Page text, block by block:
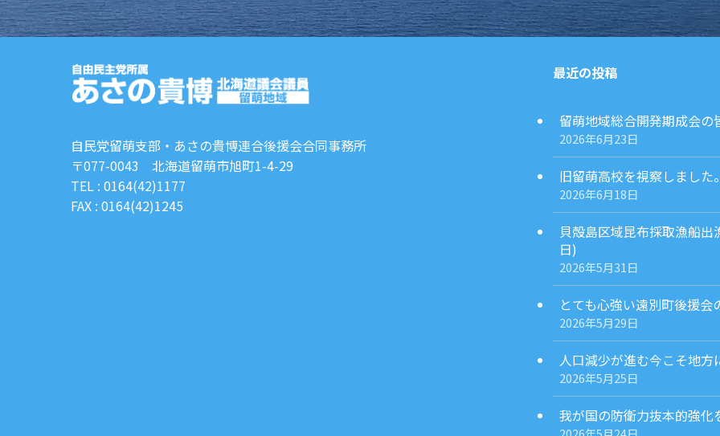
自民党留萌支部・あさの貴博連合後援会合同事務所
〒077-0043 北海道留萌市旭町1-4-29
TEL : 0164(42)1177
FAX : 0164(42)1245
最近の投稿
留萌地域総合開発期成会
2026年6月23日
旧留萌高校を視察しまし
2026年6月18日
貝殻島区域昆布採取漁船
日)
2026年5月31日
とても心強い遠別町後援
2026年5月29日
人口減少が進む今こそ地
2026年5月25日
我が国の防衛力抜本的強